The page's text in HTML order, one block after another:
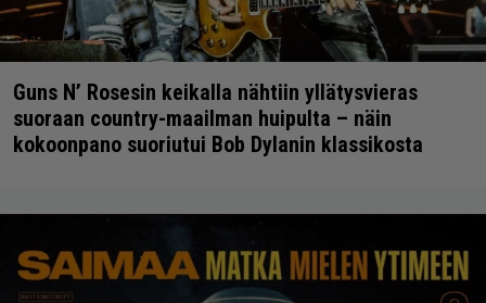
Guns N’ Rosesin keikalla nähtiin yllätysvieras
suoraan country-maailman huipulta – näin
kokoonpano suoriutui Bob Dylanin klassikosta